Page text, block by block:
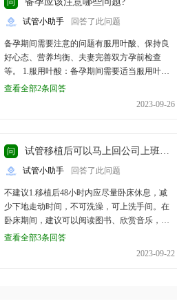
试管小助手 回答了此问题
备孕期间需要注意的问题有服用叶酸、保持良
好心态、营养均衡、夫妻完善双方孕前检查
等。 1.服用叶酸：备孕期间需要适当服用叶
酸，能够预防胎儿神经管畸形，也可以根据个
锻炼身体。 3.营养均衡：平时需要保证营养均
衡，可以多吃有营养的食物，最好不要偏食挑
快。 4.孕前检查：男女双方需要备孕均应该到
医院进行常规的抽血化验，男方要进行精液的
检查，了解精液是否正常，女方还需进行生殖
器官的检查，比如白带常规的检查、宫颈的防
癌检查，以及B超检查，来了解生殖器的情况。
查看全部2条回答
2023-09-26
问 试管移植后可以马上回公司上班吗？
试管小助手 回答了此问题
不建议1.移植后48小时内应尽量卧床休息，减
少下地走动时间，不可洗澡，可上洗手间。在
卧床期间，建议可以阅读图书、欣赏音乐，尽
可能避免使用手机和观看电视。在48小时后，
查看全部3条回答
2023-09-22